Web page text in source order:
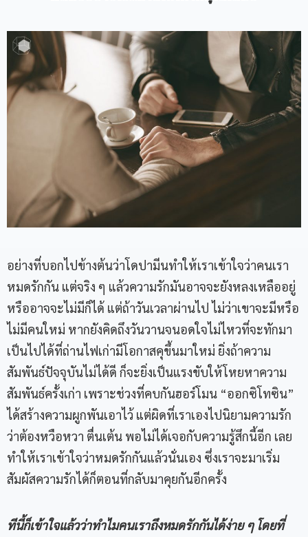
อย่างที่บอกไปข้างต้นว่าโดปามีนทำให้เราเข้าใจว่าคนเรา
หมดรักกัน แต่จริง ๆ แล้วความรักมันอาจจะยังหลงเหลืออยู่
หรืออาจจะไม่มีก็ได้ แต่ถ้าวันเวลาผ่านไป ไม่ว่าเขาจะมีหรือ
ไม่มีคนใหม่ หากยังคิดถึงวันวานจนอดใจไม่ไหวที่จะทักมา
เป็นไปได้ที่ถ่านไฟเก่ามีโอกาสคุขึ้นมาใหม่ ยิ่งถ้าความ
สัมพันธ์ปัจจุบันไม่ได้ดี ก็จะยิ่งเป็นแรงขับให้โหยหาความ
สัมพันธ์ครั้งเก่า เพราะช่วงที่คบกันฮอร์โมน “ออกซิโทซิน”
ได้สร้างความผูกพันเอาไว้ แต่ผิดที่เราเองไปนิยามความรัก
ว่าต้องหวือหวา ตื่นเต้น พอไม่ได้เจอกับความรู้สึกนี้อีก เลย
ทำให้เราเข้าใจว่าหมดรักกันแล้วนั่นเอง ซึ่งเราจะมาเริ่ม
สัมผัสความรักได้ก็ตอนที่กลับมาคุยกันอีกครั้ง
ทีนี้ก็เข้าใจแล้วว่าทำไมคนเราถึงหมดรักกันได้ง่าย ๆ โดยที่